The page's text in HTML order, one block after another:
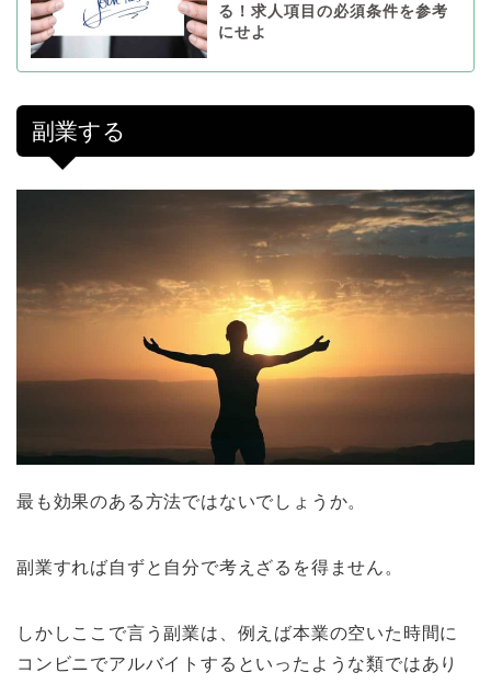
る！求人項目の必須条件を参考
にせよ
副業する
最も効果のある方法ではないでしょうか。
副業すれば自ずと自分で考えざるを得ません。
しかしここで言う副業は、例えば本業の空いた時間に
コンビニでアルバイトするといったような類ではあり